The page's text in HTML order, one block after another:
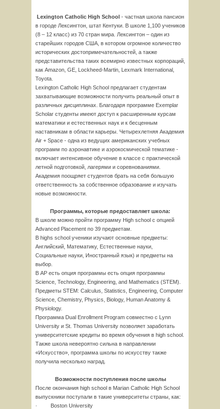
Lexington Catholic High School - частная школа пансион
в городе Лексингтон, штат Кентуки. В школе 1,100 учеников
(8 – 12 класс) из 70 стран мира. Лексингтон – один из
старейших городов США, в котором огромное количество
исторических достопримечательностей, а также
представительства таких всемирно известных корпораций,
как Amazon, GE, Lockheed-Martin, Lexmark International,
Toyota.
Lexington Catholic High School предлагает студентам
захватывающие возможности получить реальный опыт в
различных дисциплинах. Благодаря программе Exemplar
Scholar студенты имеют доступ к расширенным курсам
математики и естественных наук и к бесценным
наставникам в области карьеры. Четырехлетняя Академия
Air + Space - одна из ведущих американских учебных
программ по аэронавтике и аэрокосмической тематике -
включает интенсивное обучение в классе с практической
летной подготовкой, лагерями и соревнованиями.
Академия поощряет студентов брать на себя большую
ответственность за собственное образование и изучать
новые возможности.
Программы, которые предоставляет школа:
В школе можно пройти программу High school с опцией
Advanced Placement по 39 предметам.
В highs school ученики изучают основные предметы:
Английский, Математику, Естественные науки,
Социальные науки, Иностранный язык) и предметы на
выбор.
В АР есть опция программы есть опция программы
Science, Technology, Engineering, and Mathematics (STEM).
Предметы STEM: Calculus, Statistics, Engineering, Computer
Science, Chemistry, Physics, Biology, Human Anatomy &
Physiology.
Программа Dual Enrollment Program совместно с Lynn
University и St. Thomas University позволяет заработать
университетские кредиты во время обучения в high school.
Также школа невероятно сильна в направлении
«Искусство», программа школы по искусству также
получила несколько наград.
Возможности поступления после школы
После окончания high school в Marian Catholic High School
выпускники поступали в такие университеты страны, как:
· Boston University